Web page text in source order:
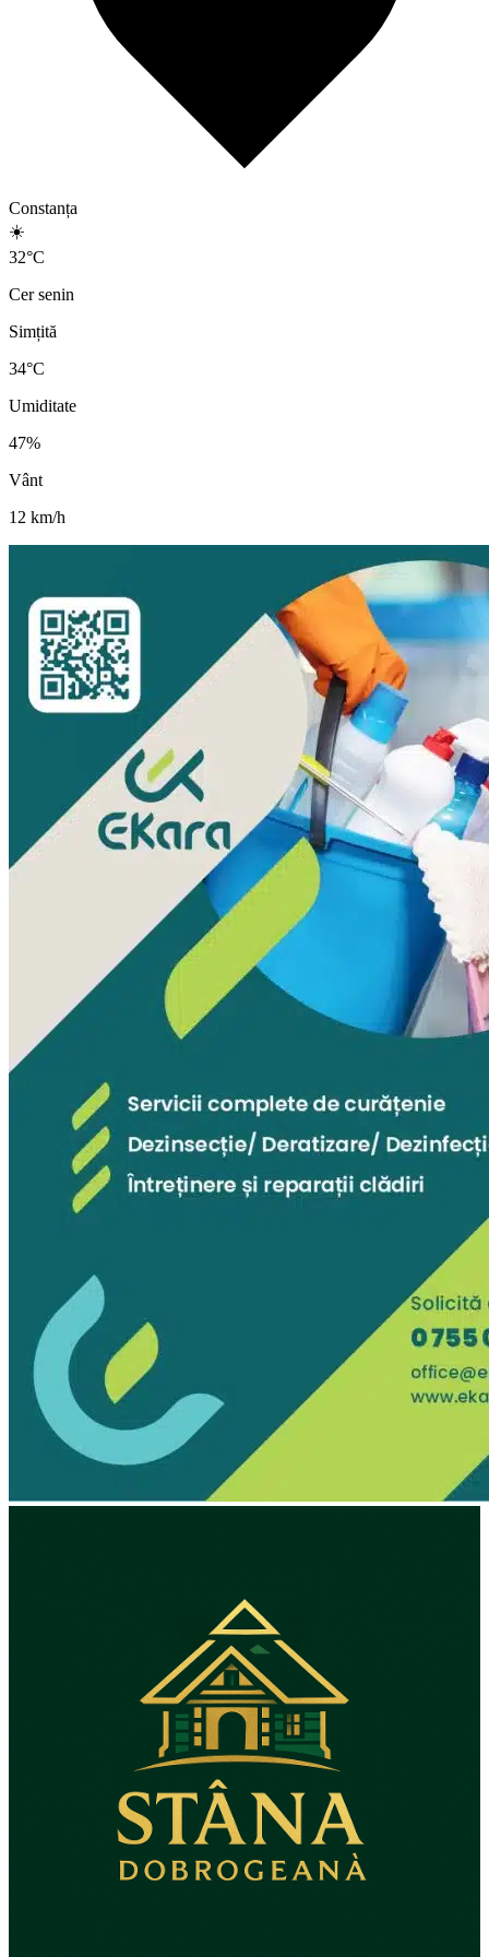
Constanța
☀️
32°C
Cer senin
Simțită
34°C
Umiditate
47%
Vânt
12 km/h